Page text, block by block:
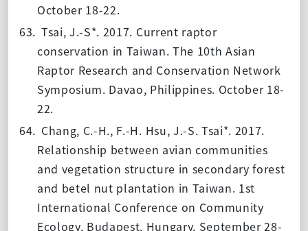
October 18-22.
63. Tsai, J.-S*. 2017. Current raptor
conservation in Taiwan. The 10th Asian
Raptor Research and Conservation Network
Symposium. Davao, Philippines. October 18-
22.
64. Chang, C.-H., F.-H. Hsu, J.-S. Tsai*. 2017.
Relationship between avian communities
and vegetation structure in secondary forest
and betel nut plantation in Taiwan. 1st
International Conference on Community
Ecology, Budapest, Hungary. September 28-